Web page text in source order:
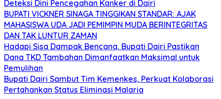
Deteksi Dini Pencegahan Kanker di Dairi
BUPATI VICKNER SINAGA TINGGIKAN STANDAR: AJAK
MAHASISWA UDA JADI PEMIMPIN MUDA BERINTEGRITAS
DAN TAK LUNTUR ZAMAN
Hadapi Sisa Dampak Bencana, Bupati Dairi Pastikan
Dana TKD Tambahan Dimanfaatkan Maksimal untuk
Pemulihan
Bupati Dairi Sambut Tim Kemenkes, Perkuat Kolaborasi
Pertahankan Status Eliminasi Malaria